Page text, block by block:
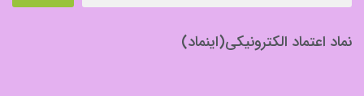
نماد اعتماد الکترونیکی(اینماد)